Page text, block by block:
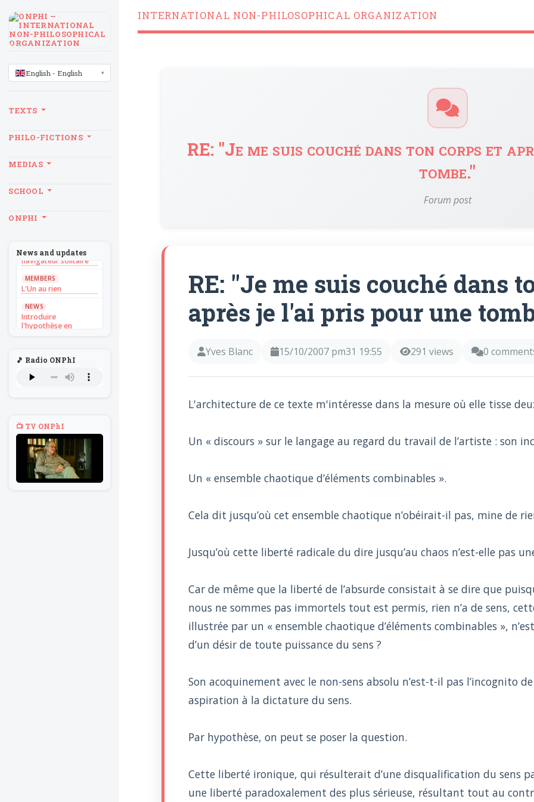
INTERNATIONAL NON-PHILOSOPHICAL ORGANIZATION
RE: "Je me suis couché dans ton corps et
tombe."
Forum post
RE: "Je me suis couché dans
après je l'ai pris pour une
Yves Blanc 15/10/2007 pm31 19:55 291 views 0
L'architecture de ce texte m'intéresse dans la mesure où elle tisse
Un « discours » sur le langage au regard du travail de l’artiste : son
Un « ensemble chaotique d’éléments combinables ».
Cela dit jusqu’où cet ensemble chaotique n’obéirait-il pas, mine de
Jusqu’où cette liberté radicale du dire jusqu’au chaos n’est-elle pas
Car de même que la liberté de l’absurde consistait à se dire que
nous ne sommes pas immortels tout est permis, rien n’a de sens,
illustrée par un « ensemble chaotique d’éléments combinables »,
d’un désir de toute puissance du sens ?
Son acoquinement avec le non-sens absolu n’est-t-il pas l’incognito
aspiration à la dictature du sens.
Par hypothèse, on peut se poser la question.
Cette liberté ironique, qui résulterait d’une disqualification du sens
une liberté paradoxalement des plus sérieuse, résultant tout au
LANGUAGE
English - English
TEXTS
PHILO-FICTIONS
MEDIAS
SCHOOL
ONPHI
News and updates
Sans recul
Théorie du
navigateur solitaire
MEMBERS
L'Un au rien
NEWS
Introduire
l'hypothèse en
philosophie
Voltaire aurait mis ça
Théorie du
navigateur solitaire
MEMBERS
L'Un au rien
NEWS
🎵 Radio ONPhI
📺 TV ONPhI